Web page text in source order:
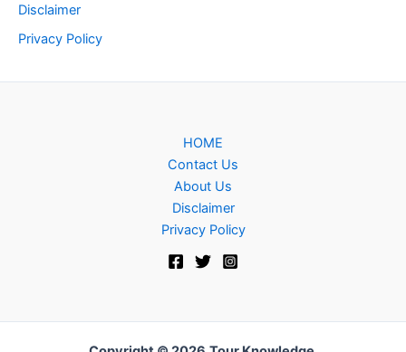
Disclaimer
Privacy Policy
HOME
Contact Us
About Us
Disclaimer
Privacy Policy